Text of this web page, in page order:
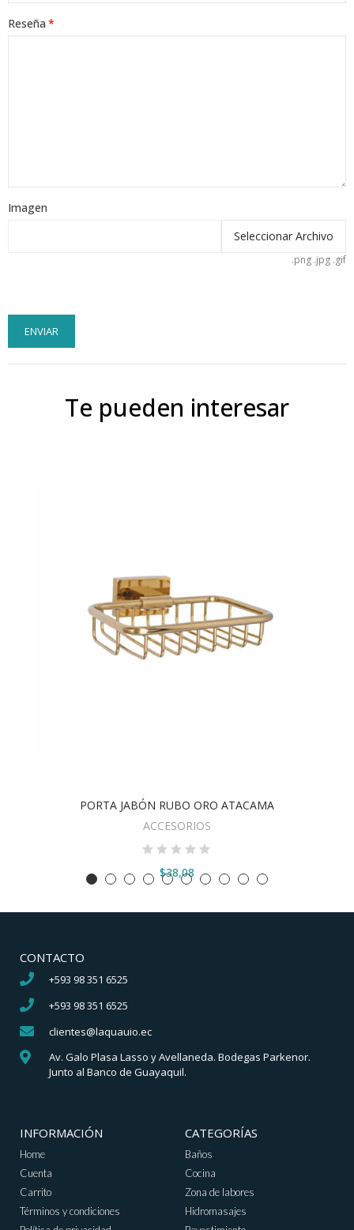
Reseña
Imagen
Seleccionar Archivo
.png .jpg .gif
ENVIAR
Te pueden interesar
VER OPCIONES
PORTA JABÓN RUBO ORO ATACAMA
ACCESORIOS
$38,08
CONTACTO
+593 98 351 6525
+593 98 351 6525
clientes@laquauio.ec
Av. Galo Plasa Lasso y Avellaneda. Bodegas Parkenor.
Junto al Banco de Guayaquil.
INFORMACIÓN
Home
Cuenta
Carrito
Términos y condiciones
CATEGORÍAS
Baños
Cocina
Zona de labores
Hidromasajes